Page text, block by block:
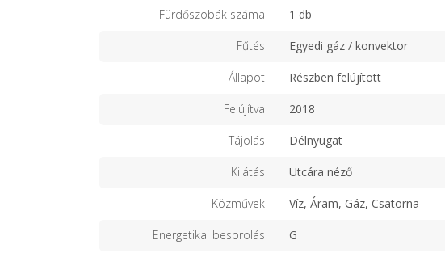
Fürdőszobák száma 1 db
Fűtés Egyedi gáz / konvektor
Állapot Részben felújított
Felújítva 2018
Tájolás Délnyugat
Kilátás Utcára néző
Közművek Víz, Áram, Gáz, Csatorna
Energetikai besorolás G